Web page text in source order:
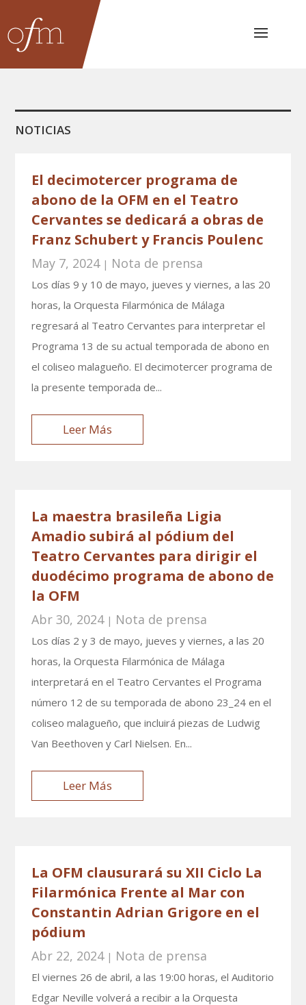
NOTICIAS
El decimotercer programa de
abono de la OFM en el Teatro
Cervantes se dedicará a obras de
Franz Schubert y Francis Poulenc
May 7, 2024| Nota de prensa
Los días 9 y 10 de mayo, jueves y viernes, a las 20
horas, la Orquesta Filarmónica de Málaga
regresará al Teatro Cervantes para interpretar el
Programa 13 de su actual temporada de abono en
el coliseo malagueño. El decimotercer programa de
la presente temporada de...
Leer Más
La maestra brasileña Ligia
Amadio subirá al pódium del
Teatro Cervantes para dirigir el
duodécimo programa de abono de
la OFM
Abr 30, 2024| Nota de prensa
Los días 2 y 3 de mayo, jueves y viernes, a las 20
horas, la Orquesta Filarmónica de Málaga
interpretará en el Teatro Cervantes el Programa
número 12 de su temporada de abono 23_24 en el
coliseo malagueño, que incluirá piezas de Ludwig
Van Beethoven y Carl Nielsen. En...
Leer Más
La OFM clausurará su XII Ciclo La
Filarmónica Frente al Mar con
Constantin Adrian Grigore en el
pódium
Abr 22, 2024| Nota de prensa
El viernes 26 de abril, a las 19:00 horas, el Auditorio
Edgar Neville volverá a recibir a la Orquesta